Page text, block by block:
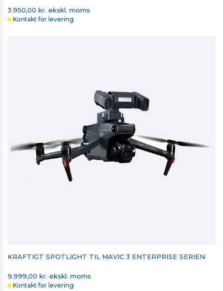
3.950,00 kr. ekskl. moms
Kontakt for levering
KRAFTIGT SPOTLIGHT TIL MAVIC 3 ENTERPRISE SERIEN
9.999,00 kr. ekskl. moms
Kontakt for levering